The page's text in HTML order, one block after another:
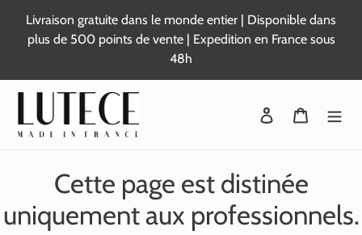
contenu
Livraison gratuite dans le monde entier | Disponible dans
plus de 500 points de vente | Expedition en France sous
48h
Se connecter
Panier
Cette page est distinée
uniquement aux professionnels.